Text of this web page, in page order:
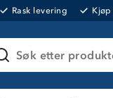
Rask levering
Søk etter